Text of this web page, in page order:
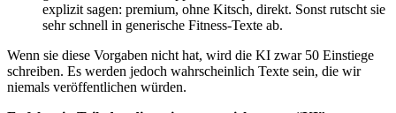
explizit sagen: premium, ohne Kitsch, direkt. Sonst rutscht sie
sehr schnell in generische Fitness‑Texte ab.
Wenn sie diese Vorgaben nicht hat, wird die KI zwar 50 Einstiege
schreiben. Es werden jedoch wahrscheinlich Texte sein, die wir
niemals veröffentlichen würden.